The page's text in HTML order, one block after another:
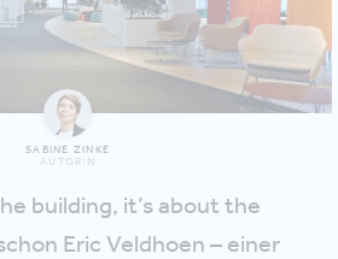
SABINE ZINKE
AUTORIN
building, it’s about the
Eric Veldhoen – einer